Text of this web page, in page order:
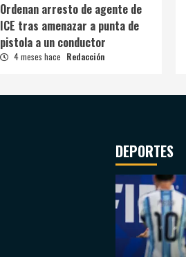
Ordenan arresto de agente de
ICE tras amenazar a punta de
pistola a un conductor
4 meses hace Redacción
DEPORTES